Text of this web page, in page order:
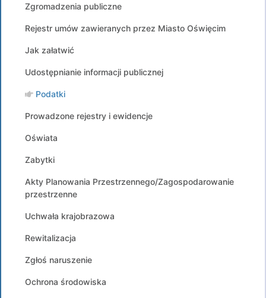
Zgromadzenia publiczne
Rejestr umów zawieranych przez Miasto Oświęcim
Jak załatwić
Udostępnianie informacji publicznej
Podatki
Prowadzone rejestry i ewidencje
Oświata
Zabytki
Akty Planowania Przestrzennego/Zagospodarowanie
przestrzenne
Uchwała krajobrazowa
Rewitalizacja
Zgłoś naruszenie
Ochrona środowiska